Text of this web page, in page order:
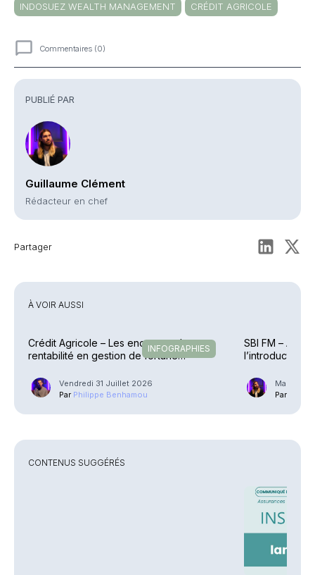
PUBLIÉ PAR
Guillaume Clément
Rédacteur en chef
Partager
INDOSUEZ WEALTH MANAGEMENT
CRÉDIT AGRICOLE
Commentaires (0)
À VOIR AUSSI
INFOGRAPHIES
Crédit Agricole – Les encours et la
rentabilité en gestion de fortune
Vendredi 31 Juillet 2026
Par Philippe Benhamou
SBI FM –
l’introduction
Mardi 21
Par
CONTENUS SUGGÉRÉS